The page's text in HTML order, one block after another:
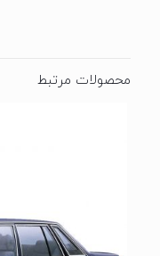
محصولات مرتبط